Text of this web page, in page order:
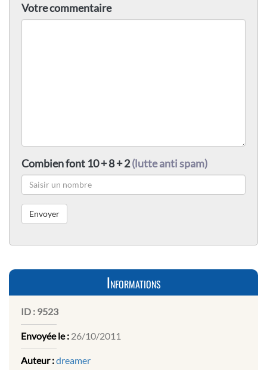
Votre commentaire
Combien font 10 + 8 + 2(lutte anti spam)
Informations
ID : 9523
Envoyée le : 26/10/2011
Auteur :dreamer